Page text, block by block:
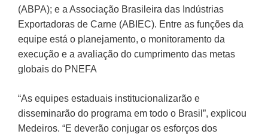
(ABPA); e a Associação Brasileira das Indústrias
Exportadoras de Carne (ABIEC). Entre as funções da
equipe está o planejamento, o monitoramento da
execução e a avaliação do cumprimento das metas
globais do PNEFA
“As equipes estaduais institucionalizarão e
disseminarão do programa em todo o Brasil”, explicou
Medeiros. “E deverão conjugar os esforços dos